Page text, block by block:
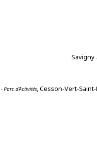
Savigny
- Parc d'Activités, Cesson-Vert-